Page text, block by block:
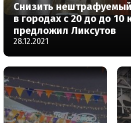
Снизить
в городах с 20 до до 10
предложил Ликсутов
28.12.2021